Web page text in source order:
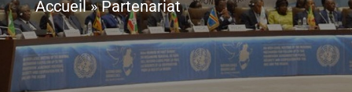
Accueil»Partenariat